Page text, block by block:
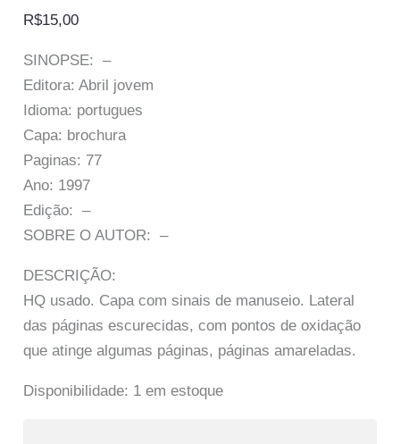
R$15,00
SINOPSE: –
Editora: Abril jovem
Idioma: portugues
Capa: brochura
Paginas: 77
Ano: 1997
Edição: –
SOBRE O AUTOR: –
DESCRIÇÃO:
HQ usado. Capa com sinais de manuseio. Lateral
das páginas escurecidas, com pontos de oxidação
que atinge algumas páginas, páginas amareladas.
Disponibilidade: 1 em estoque